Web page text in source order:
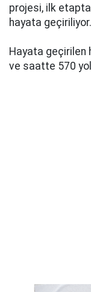
projesi, ilk etapta
hayata geçiriliyor.
Hayata geçirilen
ve saatte 570